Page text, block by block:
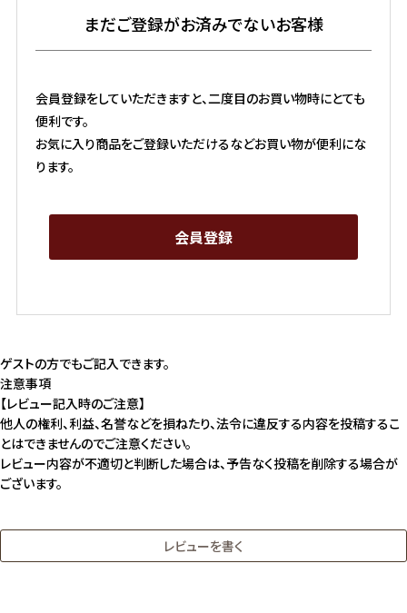
まだご登録がお済みでないお客様
会員登録をしていただきますと、二度目のお買い物時にとても
便利です。
お気に入り商品をご登録いただけるなどお買い物が便利にな
ります。
会員登録
ゲストの方でもご記入できます。
注意事項
【レビュー記入時のご注意】
他人の権利、利益、名誉などを損ねたり、法令に違反する内容を投稿するこ
とはできませんのでご注意ください。
レビュー内容が不適切と判断した場合は、予告なく投稿を削除する場合が
ございます。
レビューを書く